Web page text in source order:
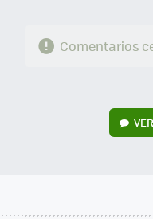
Comentarios
VER